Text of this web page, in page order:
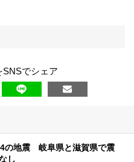
SNSでシェア
の地震 岐阜県と滋賀県で震
し